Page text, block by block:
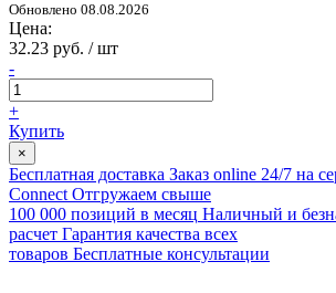
Обновлено 08.08.2026
Цена:
32.23 руб. / шт
-
+
Купить
×
Бесплатная доставка Заказ online 24/7 на
Connect Отгружаем свыше
100 000 позиций в месяц Наличный и
расчет Гарантия качества всех
товаров Бесплатные консультации